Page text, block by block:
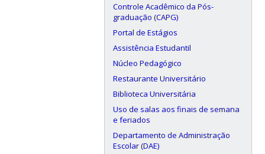
Controle Acadêmico da Pós-
graduação (CAPG)
Portal de Estágios
Assistência Estudantil
Núcleo Pedagógico
Restaurante Universitário
Biblioteca Universitária
Uso de salas aos finais de semana
e feriados
Departamento de Administração
Escolar (DAE)